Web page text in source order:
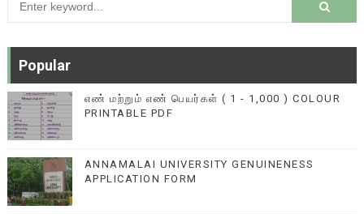
Popular
எண் மற்றும் எண் பெயர்கள் ( 1 - 1,000 ) COLOUR
PRINTABLE PDF
ANNAMALAI UNIVERSITY GENUINENESS
APPLICATION FORM